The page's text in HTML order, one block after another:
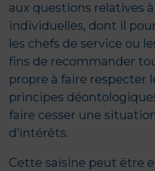
aux questions relatives
individuelles, dont il
les chefs de service ou
fins de recommander
propre à faire respecter
principes
faire cesser une
d’intérêts.
Cette saisine peut être